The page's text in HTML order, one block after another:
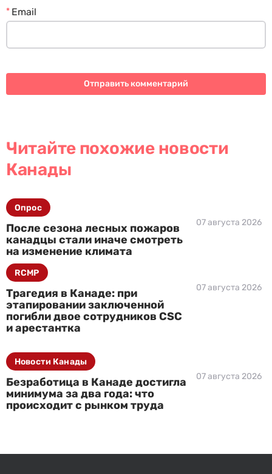
Email
*
Читайте похожие новости
Канады
После сезона лесных пожаров
канадцы стали иначе смотреть
на изменение климата
07 августа 2026
Опрос
Трагедия в Канаде: при
этапировании заключенной
погибли двое сотрудников CSC
и арестантка
07 августа 2026
RCMP
Безработица в Канаде достигла
минимума за два года: что
происходит с рынком труда
07 августа 2026
Новости Канады